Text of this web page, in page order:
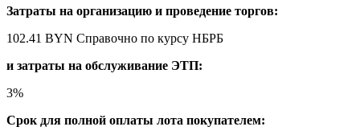
Затраты на организацию и проведение торгов:
102.41 BYN Справочно по курсу НБРБ
и затраты на обслуживание ЭТП:
3%
Срок для полной оплаты лота покупателем: